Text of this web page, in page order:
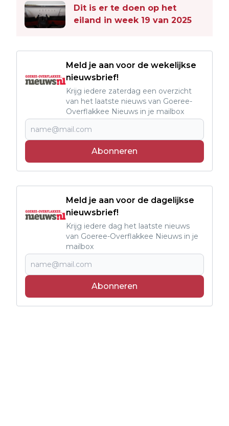
Dit is er te doen op het
eiland in week 19 van 2025
Meld je aan voor de wekelijkse
nieuwsbrief!
Krijg iedere zaterdag een overzicht
van het laatste nieuws van Goeree-
Overflakkee Nieuws in je mailbox
Abonneren
Meld je aan voor de dagelijkse
nieuwsbrief!
Krijg iedere dag het laatste nieuws
van Goeree-Overflakkee Nieuws in je
mailbox
Abonneren